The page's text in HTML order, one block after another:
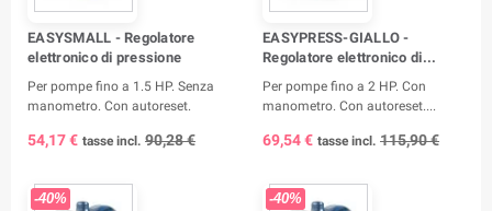
EASYSMALL - Regolatore
elettronico di pressione
Per pompe fino a 1.5 HP. Senza
manometro. Con autoreset.
54,17 € tasse incl. 90,28 €
EASYPRESS-GIALLO -
Regolatore elettronico di...
Per pompe fino a 2 HP. Con
manometro. Con autoreset....
69,54 € tasse incl. 115,90 €
-40% -40%